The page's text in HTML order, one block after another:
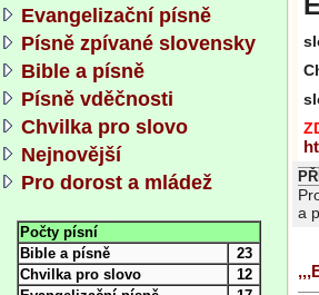
Evangelizační písně
Písně zpívané slovensky
Bible a písně
Písně vděčnosti
Chvilka pro slovo
Nejnovější
Pro dorost a mládež
Počty písní
Bible a písně
23
Chvilka pro slovo
12
a